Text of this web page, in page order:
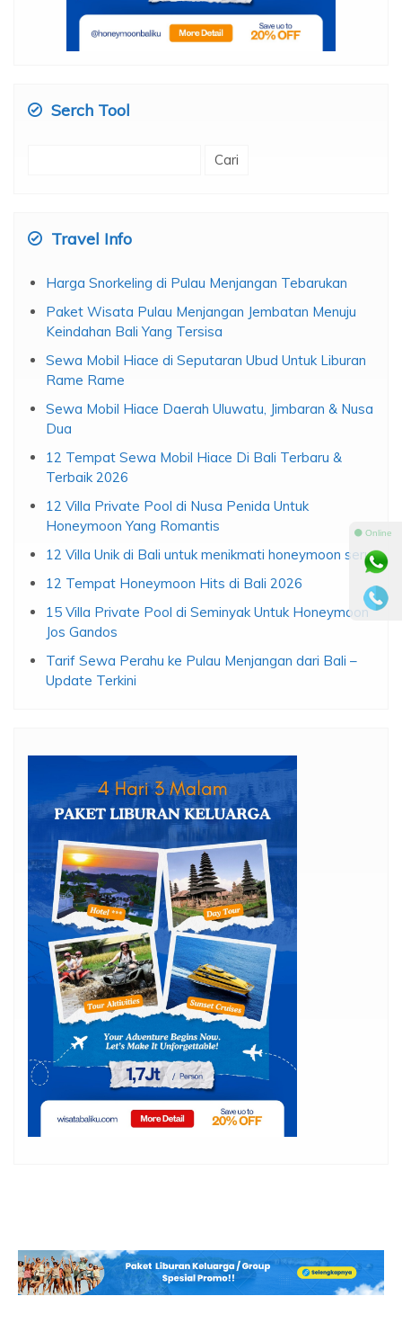
Serch Tool
Travel Info
Harga Snorkeling di Pulau Menjangan Tebarukan
Paket Wisata Pulau Menjangan Jembatan Menuju
Keindahan Bali Yang Tersisa
Sewa Mobil Hiace di Seputaran Ubud Untuk Liburan
Rame Rame
Sewa Mobil Hiace Daerah Uluwatu, Jimbaran & Nusa
Dua
12 Tempat Sewa Mobil Hiace Di Bali Terbaru &
Terbaik 2026
12 Villa Private Pool di Nusa Penida Untuk
Honeymoon Yang Romantis
12 Villa Unik di Bali untuk menikmati honeymoon seru
12 Tempat Honeymoon Hits di Bali 2026
15 Villa Private Pool di Seminyak Untuk Honeymoon
Jos Gandos
Tarif Sewa Perahu ke Pulau Menjangan dari Bali –
Update Terkini
⚫ Online